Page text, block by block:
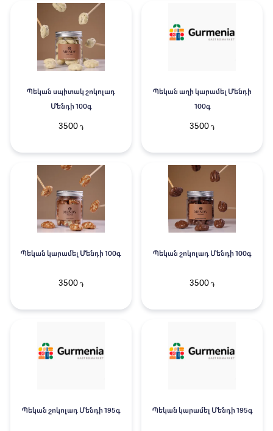
Պեկան սպիտակ շոկոլադ
Մենդի 100գ
3500֏
Պեկան աղի կարամել Մենդի
100գ
3500 ֏
Պեկան կարամել Մենդի 100գ
3500֏
Պեկան շոկոլադ Մենդի 100գ
3500 ֏
Պեկան շոկոլադ Մենդի 195գ Պեկան կարամել Մենդի 195գ